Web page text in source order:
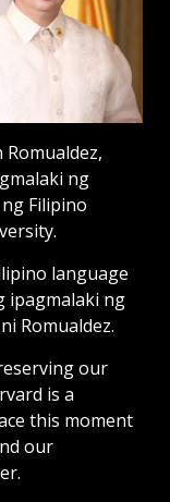
Romualdez,
ng
Filipino
language
ipagmalaki ng
Romualdez.
our
is a
this moment
our